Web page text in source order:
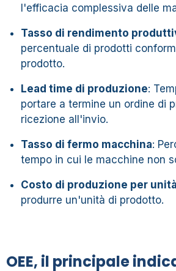
l'efficacia complessiva delle
Tasso di rendimento
percentuale di prodotti
prodotto.
Lead time di produzione:
portare a termine un ordine di
ricezione all'invio.
Tasso di fermo macchina:
tempo in cui le macchine non
Costo di produzione per unità
produrre un'unità di prodotto.
OEE, il principale